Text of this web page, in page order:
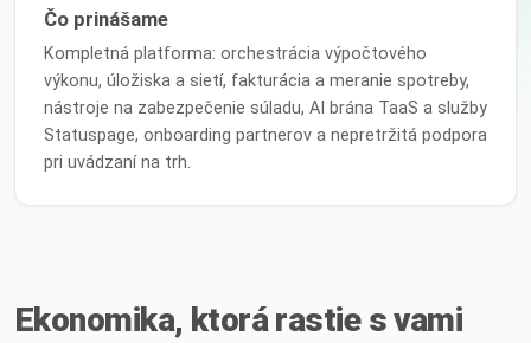
Čo prinášame
Kompletná platforma: orchestrácia výpočtového
výkonu, úložiska a sietí, fakturácia a meranie spotreby,
nástroje na zabezpečenie súladu, AI brána TaaS a služby
Statuspage, onboarding partnerov a nepretržitá podpora
pri uvádzaní na trh.
Ekonomika, ktorá rastie s vami